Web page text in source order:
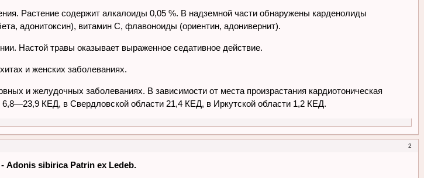
Растение содержит алкалоиды 0,05 %. В надземной части обнаружены карденолиды
адонитоксин), витамин C, флавоноиды (ориентин, адонивернит).
Настой травы оказывает выраженное седативное действие.
и женских заболеваниях.
и желудочных заболеваниях. В зависимости от места произрастания кардиотоническая
6,8—23,9 КЕД, в Свердловской области 21,4 КЕД, в Иркутской области 1,2 КЕД.
2
Adonis sibirica Patrin ex Ledeb.